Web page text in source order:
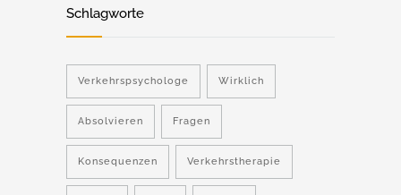
Schlagworte
Verkehrspsychologe Wirklich
Absolvieren Fragen
Konsequenzen Verkehrstherapie